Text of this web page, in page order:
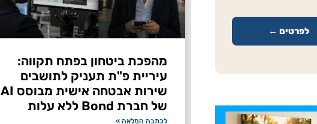
לפרטים ←
מהפכת ביטחון בפתח תקווה:
עיריית פ"ת תעניק לתושבים
שירות אבטחה אישית מבוסס AI
של חברת Bond ללא עלות
לכתבה המלאה »